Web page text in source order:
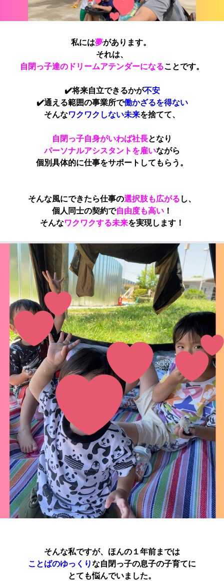
私には夢があります。
それは、
自閉っ子達のドリームアテンダーになることです。
✔️将来自立できるかが不安
✔️通える範囲の事業所で働かざるを得ない
そんなワクワクしない未来を捨てて、
自閉っ子自身がいわば社長となり
パーソナルアシスタントを雇いながら
個別具体的に仕事をサポートしてもらう。
そんな風にできたら仕事の選択肢も広がる し、
個人同士の契約で自由度も高い ！
そんなワクワクする未来を実現します！
そんな私ですが、ほんの１年前までは
ことばのゆっくりな自閉っ子の息子の子育てに
とても悩んでいました。